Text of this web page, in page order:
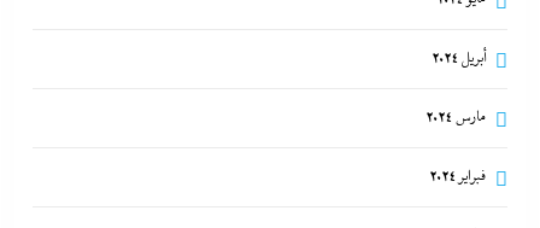
أبريل 2024
مارس 2024
فبراير 2024